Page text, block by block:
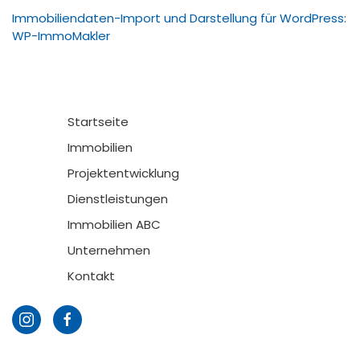
Immobiliendaten-Import und Darstellung für WordPress:
WP-ImmoMakler
Startseite
Immobilien
Projektentwicklung
Dienstleistungen
Immobilien ABC
Unternehmen
Kontakt